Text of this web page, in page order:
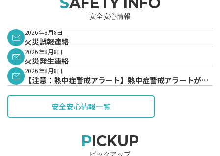
安全安心情報
2026年8月8日
火災誤報連絡
2026年8月8日
火災発生連絡
2026年8月8日
【注意：熱中症警戒アラート】熱中症警戒アラートが発
安全安心情報一覧
PICKUP
ピックアップ